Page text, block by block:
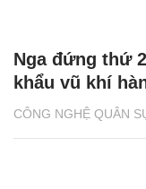
CÔNG NGHỆ QUÂN
Nga đứng thứ
khẩu vũ khí